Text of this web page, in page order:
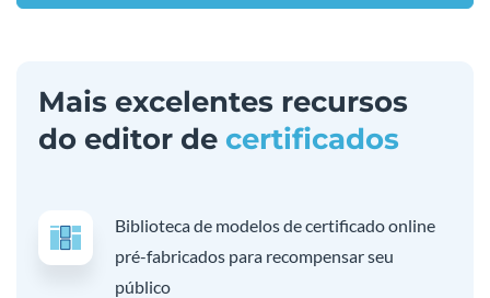
Mais excelentes recursos
do editor de certificados
Biblioteca de modelos de certificado online
pré-fabricados para recompensar seu
público